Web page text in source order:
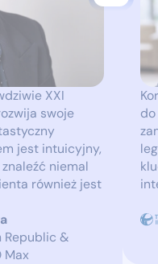
XXI
swoje
jest intuicyjny,
niemal
również jest
Republic &
Max